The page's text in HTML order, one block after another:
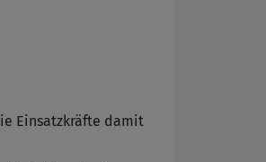
Einsatzkräfte damit